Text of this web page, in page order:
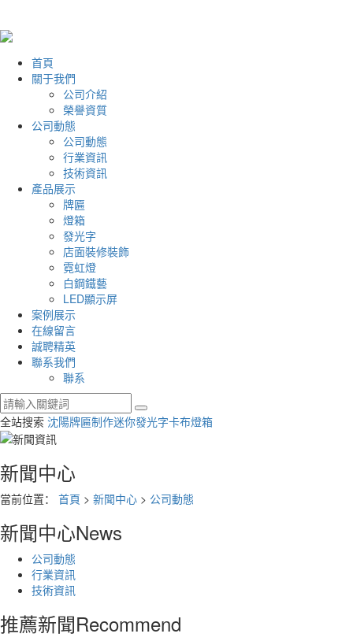
首頁
關于我們
公司介紹
榮譽資質
公司動態
公司動態
行業資訊
技術資訊
產品展示
牌匾
燈箱
發光字
店面裝修裝飾
霓虹燈
白鋼鐵藝
LED顯示屏
案例展示
在線留言
誠聘精英
聯系我們
聯系
全站搜索 沈陽牌匾制作迷你發光字卡布燈箱
新聞中心
當前位置： 首頁 > 新聞中心 > 公司動態
新聞中心News
公司動態
行業資訊
技術資訊
推薦新聞Recommend